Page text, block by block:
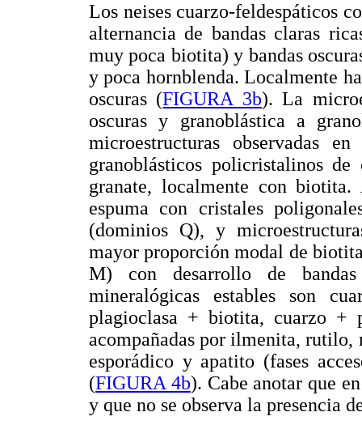
Los neises cuarzo-feldespáticos
alternancia de bandas claras
muy poca biotita) y bandas
y poca hornblenda. Localmente
oscuras (FIGURA 3b). La
oscuras y granoblástica a
microestructuras observadas
granoblásticos policristalinos
granate, localmente con biotita.
espuma con cristales
(dominios Q), y
mayor proporción modal de
M) con desarrollo de
mineralógicas estables son
plagioclasa + biotita, cuarzo +
acompañadas por ilmenita,
esporádico y apatito (fases
(FIGURA 4b). Cabe anotar que
y que no se observa la presencia